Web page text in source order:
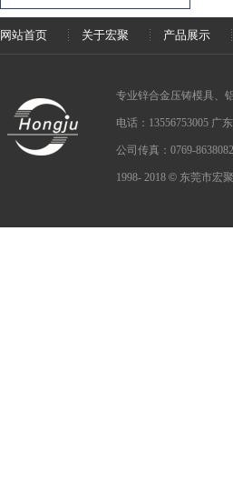
网站首页 关于宏聚 产品展示
专业锌合金压铸模具、
电话：13556753005 广
公司传真：0769-
1998- 2018 © 东莞市宏